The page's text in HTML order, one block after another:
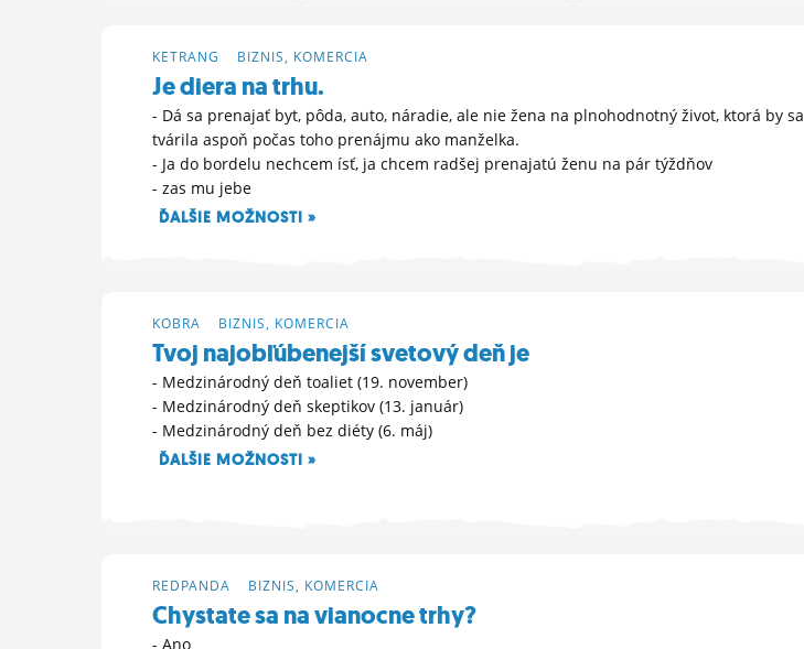
MÔJ PROFIL
NASTAVENIA
ROLETA
KETRANG BIZNIS, KOMERCIA
Je diera na trhu.
- Dá sa prenajať byt, pôda, auto, náradie, ale nie žena na plnohodnotný život, ktorá by sa
tvárila aspoň počas toho prenájmu ako manželka.
- Ja do bordelu nechcem ísť, ja chcem radšej prenajatú ženu na pár týždňov
- zas mu jebe
ĎALŠIE MOŽNOSTI »
KOBRA BIZNIS, KOMERCIA
Tvoj najobľúbenejší svetový deň je
- Medzinárodný deň toaliet (19. november)
- Medzinárodný deň skeptikov (13. január)
- Medzinárodný deň bez diéty (6. máj)
ĎALŠIE MOŽNOSTI »
REDPANDA BIZNIS, KOMERCIA
Chystate sa na vianocne trhy?
- Ano